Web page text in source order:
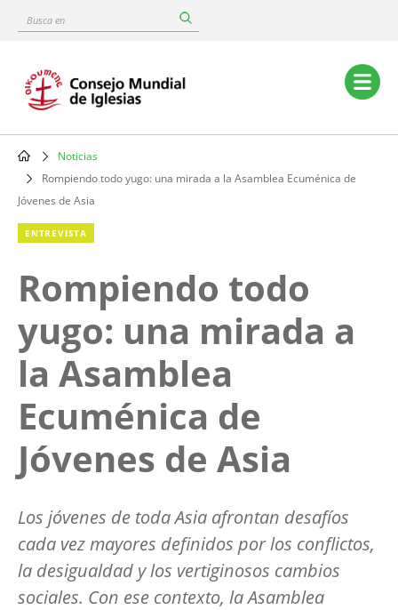
content
Busca
Main
navigation
Breadcrumb
Noticias
Rompiendo todo yugo: una mirada a la Asamblea Ecuménica de
Jóvenes de Asia
ENTREVISTA
Rompiendo todo
yugo: una mirada a
la Asamblea
Ecuménica de
Jóvenes de Asia
Los jóvenes de toda Asia afrontan desafíos
cada vez mayores definidos por los conflictos,
la desigualdad y los vertiginosos cambios
sociales. Con ese contexto, la Asamblea